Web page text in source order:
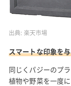
出典: 楽天市場
スマートな印象を
同じくパジーのプ
植物や野菜を一度